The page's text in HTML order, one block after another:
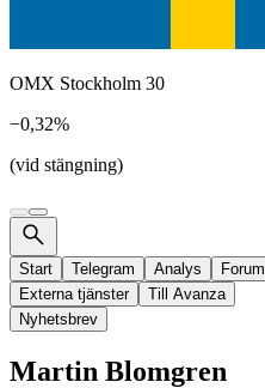
OMX Stockholm 30
−0,32%
(vid stängning)
Start Telegram Analys Forum
Externa tjänster
Till Avanza
Nyhetsbrev
Martin Blomgren